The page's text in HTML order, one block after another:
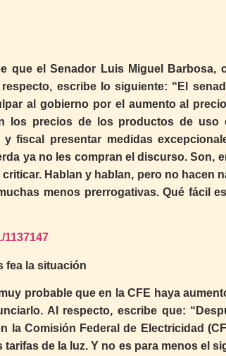
que el Senador Luis Miguel Barbosa,
escribe lo siguiente: “El
al gobierno por el aumento al
los precios de los productos de uso
fiscal presentar medidas
ya no les compran el discurso. Son,
Hablan y hablan, pero no hacen
menos prerrogativas. Qué fácil
fea la situación
probable que en la CFE haya
Al respecto, escribe que:
la Comisión Federal de Electricidad
de la luz. Y no es para menos el